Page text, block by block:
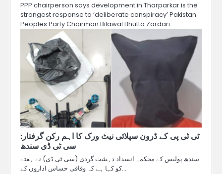
PPP chairperson says development in Tharparkar is the
strongest response to ‘deliberate conspiracy’ Pakistan
Peoples Party Chairman Bilawal Bhutto Zardari…
ٹی ٹی پی کے ڈرون سپلائی نیٹ ورک کا اہم رکن گرفتار:
سی ٹی ڈی سندھ
سندھ پولیس کے محکمہ انسداد دہشت گردی (سی ٹی ڈی) نے ہفتے
کو کہا ہے کہ وفاقی حساس اداروں کے…